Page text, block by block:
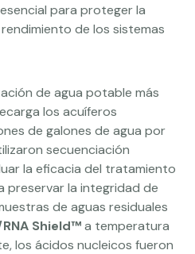
para proteger la
de los sistemas
de agua potable más
los acuíferos
de galones de agua por
secuenciación
la eficacia del tratamiento
preservar la integridad de
de aguas residuales
RNA Shield™a temperatura
los ácidos nucleicos fueron